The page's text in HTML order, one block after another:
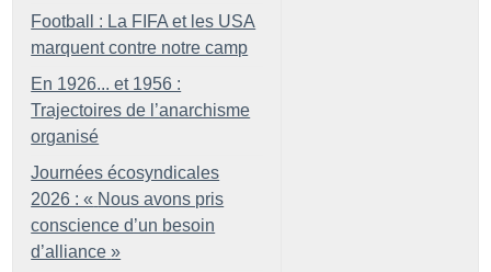
Football : La FIFA et les USA
marquent contre notre camp
En 1926... et 1956 :
Trajectoires de l’anarchisme
organisé
Journées écosyndicales
2026 : « Nous avons pris
conscience d’un besoin
d’alliance »